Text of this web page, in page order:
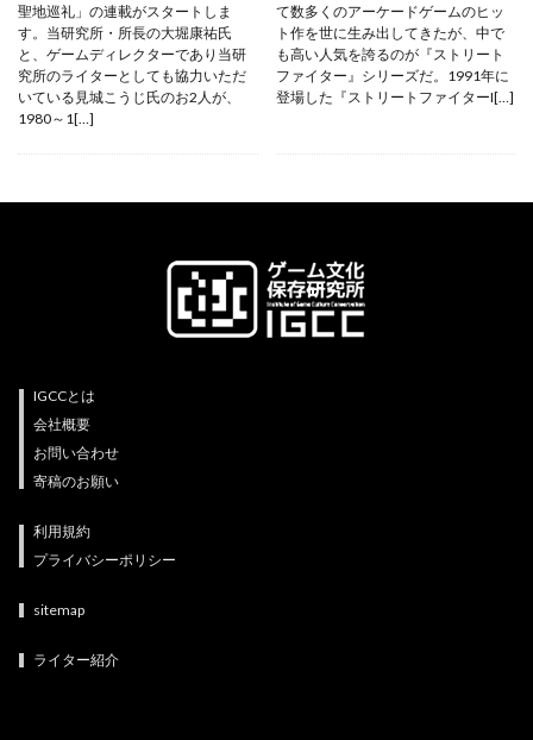
聖地巡礼」の連載がスタートしま
す。当研究所・所長の大堀康祐氏
と、ゲームディレクターであり当研
究所のライターとしても協力いただ
いている見城こうじ氏のお2人が、
1980～1[…]
て数多くのアーケードゲームのヒッ
ト作を世に生み出してきたが、中で
も高い人気を誇るのが『ストリート
ファイター』シリーズだ。1991年に
登場した『ストリートファイターI[…]
IGCCとは
会社概要
お問い合わせ
寄稿のお願い
利用規約
プライバシーポリシー
sitemap
ライター紹介